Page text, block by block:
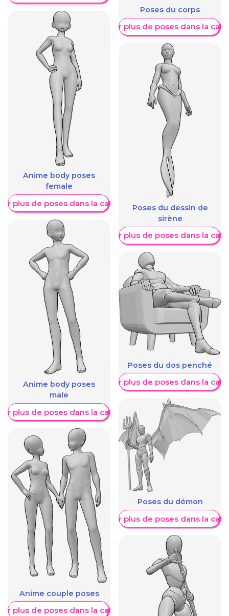
Anime body poses
female
plus de poses dans la catégorie
Anime body poses
male
plus de poses dans la catégorie
Anime couple poses
plus de poses dans la catégorie
Poses du corps
Afficher plus de poses dans la
Poses du dessin de
sirène
Afficher plus de poses dans la
Poses du dos penché
Afficher plus de poses dans la
Poses du démon
Afficher plus de poses dans la